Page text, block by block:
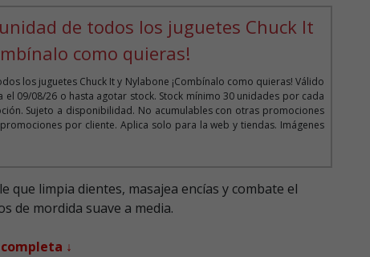
de todos los juguetes Chuck It
como quieras!
los juguetes Chuck It y Nylabone ¡Combínalo como quieras! Válido
el 09/08/26 o hasta agotar stock. Stock mínimo 30 unidades por cada
Sujeto a disponibilidad. No acumulables con otras promociones
por cliente. Aplica solo para la web y tiendas. Imágenes
que limpia dientes, masajea encías y combate el
de mordida suave a media.
↓